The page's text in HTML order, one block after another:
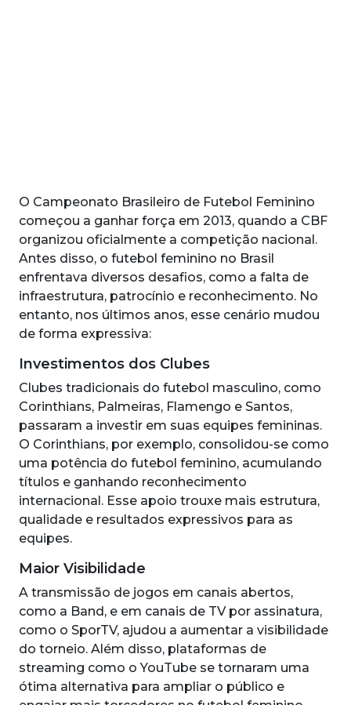
O Campeonato Brasileiro de Futebol Feminino
começou a ganhar força em 2013, quando a CBF
organizou oficialmente a competição nacional.
Antes disso, o futebol feminino no Brasil
enfrentava diversos desafios, como a falta de
infraestrutura, patrocínio e reconhecimento. No
entanto, nos últimos anos, esse cenário mudou
de forma expressiva:
Investimentos dos Clubes
Clubes tradicionais do futebol masculino, como
Corinthians, Palmeiras, Flamengo e Santos,
passaram a investir em suas equipes femininas.
O Corinthians, por exemplo, consolidou-se como
uma potência do futebol feminino, acumulando
títulos e ganhando reconhecimento
internacional. Esse apoio trouxe mais estrutura,
qualidade e resultados expressivos para as
equipes.
Maior Visibilidade
A transmissão de jogos em canais abertos,
como a Band, e em canais de TV por assinatura,
como o SporTV, ajudou a aumentar a visibilidade
do torneio. Além disso, plataformas de
streaming como o YouTube se tornaram uma
ótima alternativa para ampliar o público e